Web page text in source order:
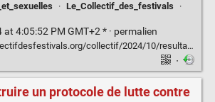
· Le_Collectif_des_festivals
·
4:05:52 PM GMT+2 * · permalien
collectif/2024/10/resultats-enquete-vss-festivals/
·
un protocole de lutte contre